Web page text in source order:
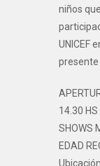
niños
UNICEF
14.30 HS
SHOWS
EDAD